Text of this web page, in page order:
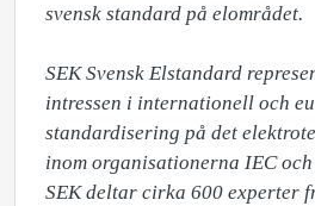
svensk standard på elområdet.
SEK Svensk Elstandard
intressen i internationell och
standardisering på det
inom organisationerna IEC och
SEK deltar cirka 600 experter